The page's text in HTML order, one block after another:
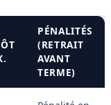
PÉNALITÉS
(RETRAIT
AVANT
TERME)